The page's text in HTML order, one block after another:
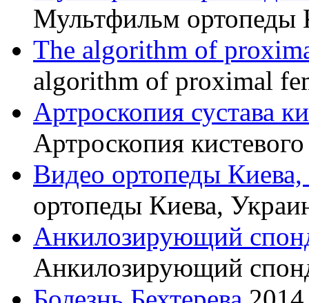
Мультфильм ортопеды
The algorithm of
algorithm of proximal
Артроскопия сустава
Артроскопия
Видео ортопеды
ортопеды Киева,
Анкилозирующий
Анкилозирующий